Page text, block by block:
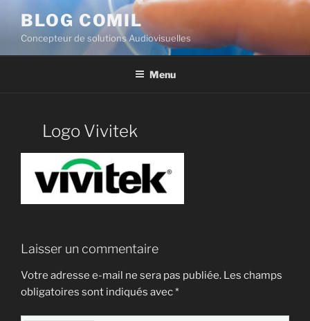
BLOG COMIL
Concepteur de solutions Audiovisuelles
Menu
Logo Vivitek
Laisser un commentaire
Votre adresse e-mail ne sera pas publiée. Les champs
obligatoires sont indiqués avec*